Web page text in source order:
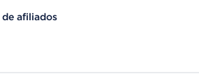
afiliados